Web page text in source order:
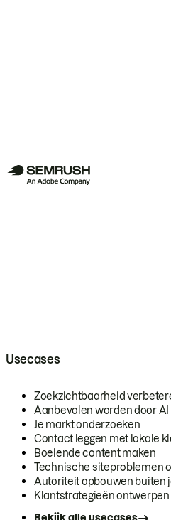
Usecases
Zoekzichtbaarheid
Aanbevolen worden door AI
Je markt onderzoeken
Contact leggen met lokale
Boeiende content maken
Technische siteproblemen
Autoriteit opbouwen buiten
Klantstrategieën ontwerpen